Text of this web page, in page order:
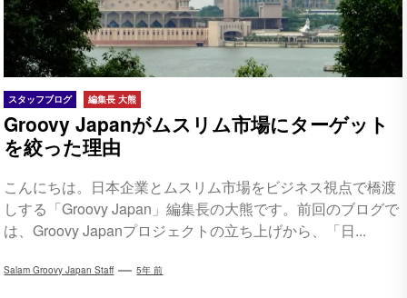
スタッフブログ 編集長 大熊
Groovy Japanがムスリム市場にターゲット
を絞った理由
こんにちは。日本企業とムスリム市場をビジネス視点で橋渡
しする「Groovy Japan」編集長の大熊です。前回のブログで
は、Groovy Japanプロジェクトの立ち上げから、「日...
Salam Groovy Japan Staff 5年 前